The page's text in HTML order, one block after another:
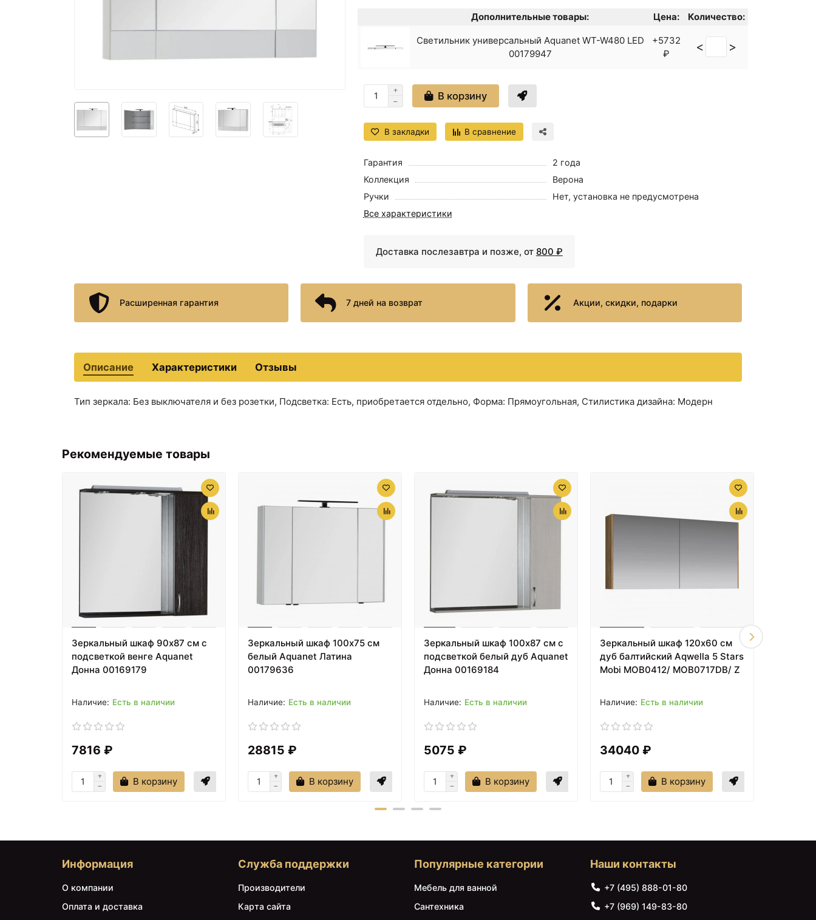
Дополнительные товары: Цена: Количество:
Светильник универсальный Aquanet WT-W480 LED
00179947
+5732
₽
< >
В корзину
В закладки В сравнение
Гарантия
2 года
Коллекция
Верона
Ручки
Нет, установка не предусмотрена
Все характеристики
Доставка послезавтра и позже, от 800 ₽
Расширенная гарантия 7 дней на возврат Акции, скидки, подарки
Описание Характеристики Отзывы
Тип зеркала: Без выключателя и без розетки, Подсветка: Есть, приобретается отдельно, Форма: Прямоугольная, Стилистика дизайна: Модерн
Рекомендуемые товары
Зеркальный шкаф 90х87 см с
подсветкой венге Aquanet
Донна 00169179
Есть в наличии
7816 ₽
В корзину
Зеркальный шкаф 100х75 см
белый Aquanet Латина
00179636
Есть в наличии
28815 ₽
В корзину
Зеркальный шкаф 100х87 см с
подсветкой белый дуб Aquanet
Донна 00169184
Есть в наличии
5075 ₽
В корзину
Зеркальный шкаф 120х60 см
дуб балтийский Aqwella 5 Stars
Mobi MOB0412/ MOB0717DB/ Z
Есть в наличии
34040 ₽
В корзину
Информация
О компании
Оплата и доставка
Служба поддержки
Производители
Карта сайта
Популярные категории
Мебель для ванной
Сантехника
Наши контакты
+7 (495) 888-01-80
+7 (969) 149-83-80